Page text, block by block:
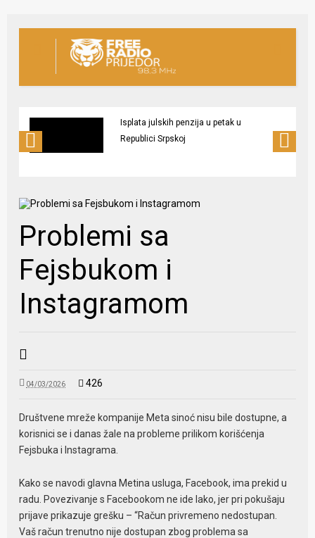
Isplata julskih penzija u petak u
Republici Srpskoj
Problemi sa
Fejsbukom i
Instagramom
04/03/2026 426
Društvene mreže kompanije Meta sinoć nisu bile dostupne, a
korisnici se i danas žale na probleme prilikom korišćenja
Fejsbuka i Instagrama.
Kako se navodi glavna Metina usluga, Facebook, ima prekid u
radu. Povezivanje s Facebookom ne ide lako, jer pri pokušaju
prijave prikazuje grešku – “Račun privremeno nedostupan.
Vaš račun trenutno nije dostupan zbog problema sa